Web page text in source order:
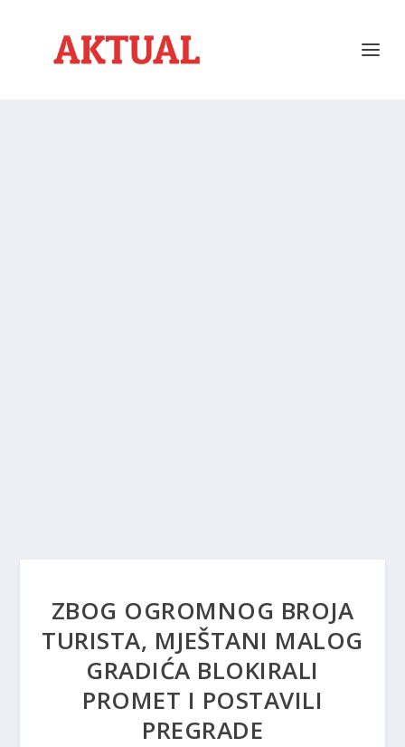
ZBOG OGROMNOG BROJA
TURISTA, MJEŠTANI MALOG
GRADIĆA BLOKIRALI
PROMET I POSTAVILI
PREGRADE